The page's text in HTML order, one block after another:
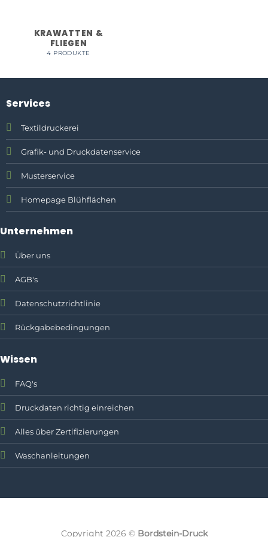
KRAWATTEN &
FLIEGEN
4 PRODUKTE
Services
Textildruckerei
Grafik- und Druckdatenservice
Musterservice
Homepage Blühflächen
Unternehmen
Über uns
AGB's
Datenschutzrichtlinie
Rückgabebedingungen
Wissen
FAQ's
Druckdaten richtig einreichen
Alles über Zertifizierungen
Waschanleitungen
Copyright 2026 © Bordstein-Druck